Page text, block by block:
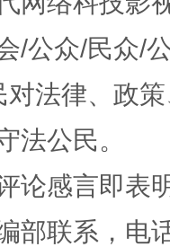
/公众/民众/
对法律、政
法公民。
论感言即表
部联系，电